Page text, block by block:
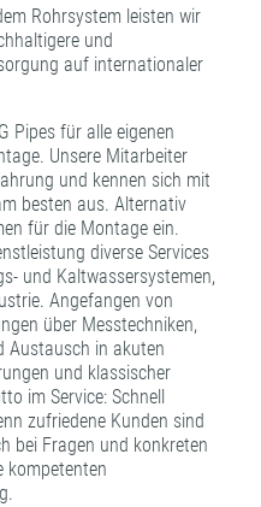
Rohrsystem leisten wir
und
auf internationaler
Pipes für alle eigenen
Unsere Mitarbeiter
und kennen sich mit
besten aus. Alternativ
für die Montage ein.
diverse Services
und Kaltwassersystemen,
Angefangen von
über Messtechniken,
Austausch in akuten
und klassischer
im Service: Schnell
zufriedene Kunden sind
bei Fragen und konkreten
kompetenten